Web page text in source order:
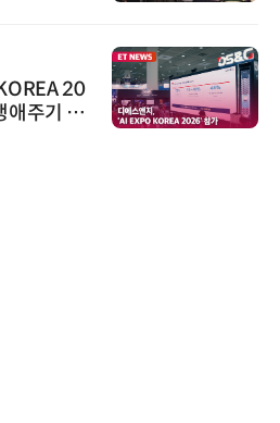
20
주기 아